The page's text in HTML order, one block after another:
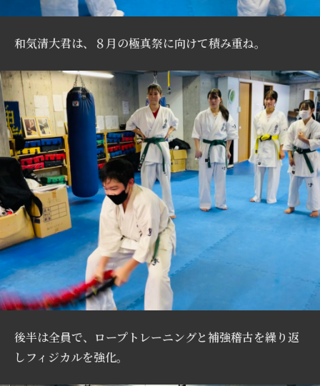
和気清大君は、８月の極真祭に向けて積み重ね。
後半は全員で、ロープトレーニングと補強稽古を繰り返
しフィジカルを強化。